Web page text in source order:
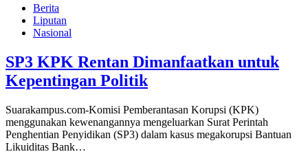
Berita
Liputan
Nasional
SP3 KPK Rentan Dimanfaatkan untuk
Kepentingan Politik
Suarakampus.com-Komisi Pemberantasan Korupsi (KPK)
menggunakan kewenangannya mengeluarkan Surat Perintah
Penghentian Penyidikan (SP3) dalam kasus megakorupsi Bantuan
Likuiditas Bank…